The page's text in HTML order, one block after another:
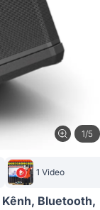
1/5
1 Video
Kênh, Bluetooth,